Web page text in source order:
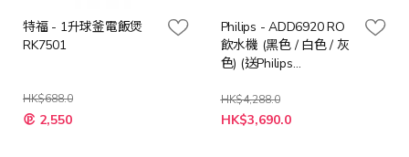
特福 - 1升球釜電飯煲
RK7501
HK$688.0
特
殊 2,550
Philips - ADD6920 RO
飲水機 (黑色 / 白色 / 灰
色) (送Philips
合1風扇暖風空氣清新機
(價值: $3388))
HK$4,288.0
HK$3,690.0